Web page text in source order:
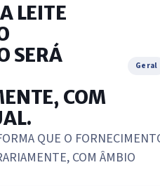
LEITE
SERÁ
COM
Geral
QUE O
COM ÂMBIO